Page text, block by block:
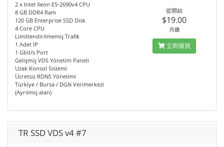
2 x Intel Xeon E5-2690v4 CPU
8 GB DDR4 Ram
120 GB Enterprise SSD Disk
4 Core CPU
Limitlendirilmemiş Trafik
1 Adet IP
1 Gbit/s Port
Gelişmiş VDS Yönetim Paneli
Uzak Konsol Sistemi
Ücretsiz RDNS Yönetimi
Türkiye / Bursa / DGN Verimerkezi
(Ayrılmış alan)
從開始
$19.00
月繳
立即購買
TR SSD VDS v4 #7